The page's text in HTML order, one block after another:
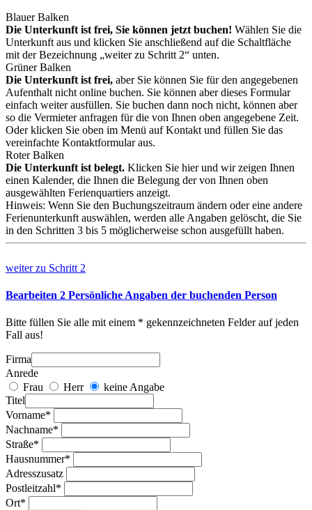
Blauer Balken
Die Unterkunft ist frei, Sie können jetzt buchen! Wählen Sie die
Unterkunft aus und klicken Sie anschließend auf die Schaltfläche
mit der Bezeichnung „weiter zu Schritt 2“ unten.
Grüner Balken
Die Unterkunft ist frei, aber Sie können Sie für den angegebenen
Aufenthalt nicht online buchen. Sie können aber dieses Formular
einfach weiter ausfüllen. Sie buchen dann noch nicht, können aber
so die Vermieter anfragen für die von Ihnen oben angegebene Zeit.
Oder klicken Sie oben im Menü auf Kontakt und füllen Sie das
vereinfachte Kontaktformular aus.
Roter Balken
Die Unterkunft ist belegt. Klicken Sie hier und wir zeigen Ihnen
einen Kalender, die Ihnen die Belegung der von Ihnen oben
ausgewählten Ferienquartiers anzeigt.
Hinweis: Wenn Sie den Buchungszeitraum ändern oder eine andere
Ferienunterkunft auswählen, werden alle Angaben gelöscht, die Sie
in den Schritten 3 bis 5 möglicherweise schon ausgefüllt haben.
weiter zu Schritt 2
Bearbeiten 2 Persönliche Angaben der buchenden Person
Bitte füllen Sie alle mit einem * gekennzeichneten Felder auf jeden
Fall aus!
Firma
Anrede
Frau
Herr
keine Angabe
Titel
Vorname*
Nachname*
Straße*
Hausnummer*
Adresszusatz
Postleitzahl*
Ort*